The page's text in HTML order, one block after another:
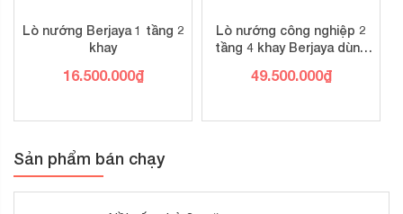
Lò nướng Berjaya 1 tầng 2
khay
16.500.000₫
Lò nướng công nghiệp 2
tầng 4 khay Berjaya dùng
49.500.000₫
Sản phẩm bán chạy